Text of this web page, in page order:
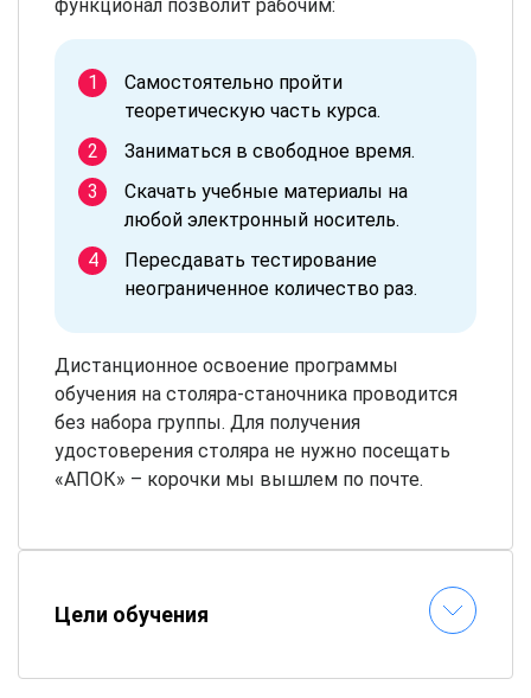
функционал позволит рабочим:
Самостоятельно пройти
теоретическую часть курса.
Заниматься в свободное время.
Скачать учебные материалы на
любой электронный носитель.
Пересдавать тестирование
неограниченное количество раз.
Дистанционное освоение программы
обучения на столяра-станочника проводится
без набора группы. Для получения
удостоверения столяра не нужно посещать
«АПОК» – корочки мы вышлем по почте.
Цели обучения